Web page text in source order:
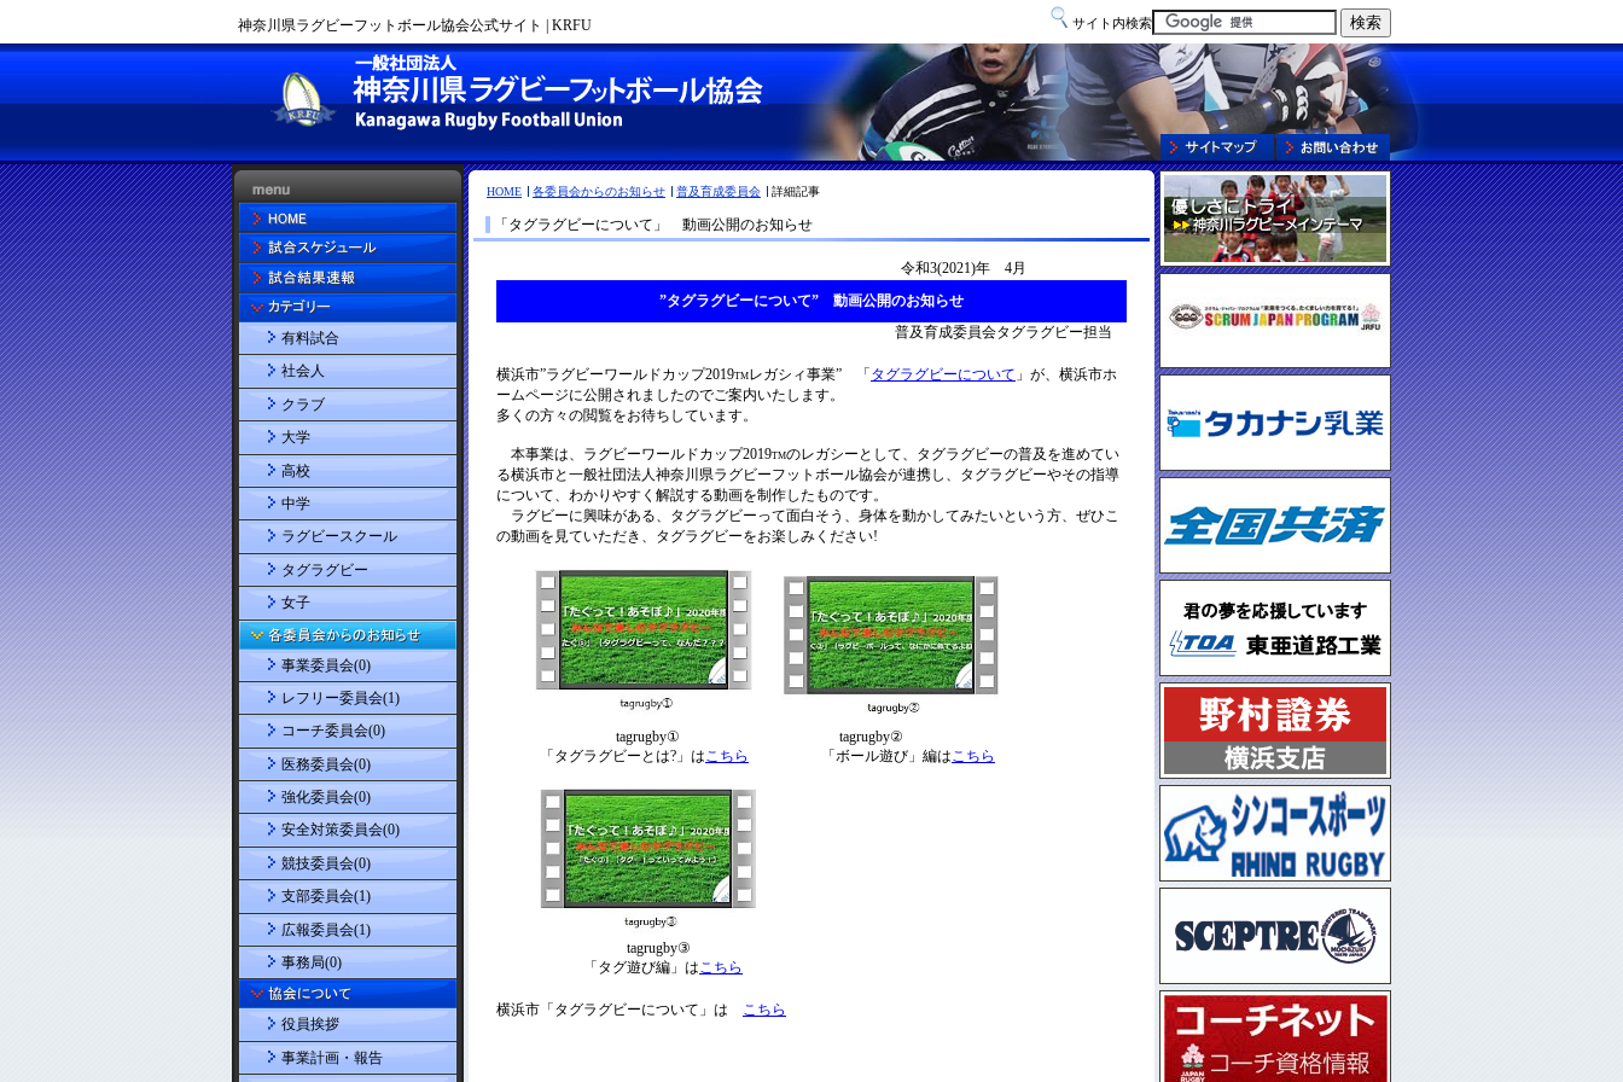
神奈川県ラグビーフットボール協会公式サイト | KRFU サイト内検索
HOME 各委員会からのお知らせ 普及育成委員会 詳細記事
「タグラグビーについて」 動画公開のお知らせ
有料試合
社会人
クラブ
大学
高校
中学
ラグビースクール
タグラグビー
女子
事業委員会(0)
レフリー委員会(1)
コーチ委員会(0)
医務委員会(0)
強化委員会(0)
安全対策委員会(0)
競技委員会(0)
支部委員会(1)
広報委員会(1)
事務局(0)
役員挨拶
事業計画・報告